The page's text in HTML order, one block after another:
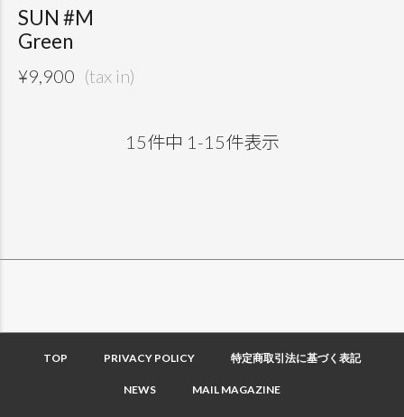
SUN #M
Green
¥9,900
15件中 1 -15件表示
TOP PRIVACY POLICY 特定商取引法に基づく表記
NEWS MAIL MAGAZINE